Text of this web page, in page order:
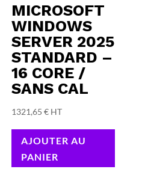
MICROSOFT
WINDOWS
SERVER 2025
STANDARD –
16 CORE /
SANS CAL
1321,65€ HT
AJOUTER AU
PANIER